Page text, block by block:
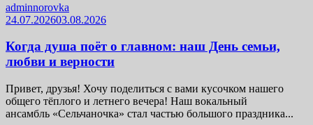
adminnorovka
24.07.202603.08.2026
Когда душа поёт о главном: наш День семьи,
любви и верности
Привет, друзья! Хочу поделиться с вами кусочком нашего
общего тёплого и летнего вечера! Наш вокальный
ансамбль «Сельчаночка» стал частью большого праздника...